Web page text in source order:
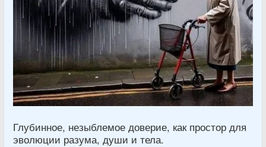
Глубинное, незыблемое доверие, как простор для
эволюции разума, души и тела.